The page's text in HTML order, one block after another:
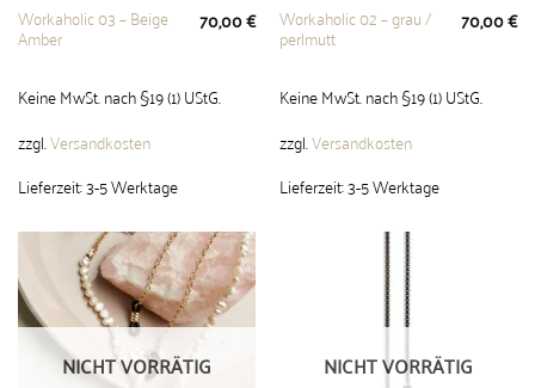
Workaholic 03 – Beige
Amber
70,00€
Keine MwSt. nach §19 (1) UStG.
zzgl.Versandkosten
Lieferzeit:3-5 Werktage
Workaholic 02 – grau /
perlmutt
70,00€
Keine MwSt. nach §19 (1) UStG.
zzgl.Versandkosten
Lieferzeit:3-5 Werktage
NICHT VORRÄTIG NICHT VORRÄTIG